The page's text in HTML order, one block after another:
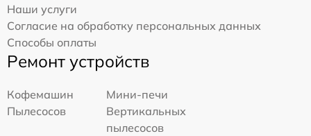
Наши услуги
Согласие на обработку персональных данных
Способы оплаты
Ремонт устройств
Кофемашин
Мини-печи
Пылесосов
Вертикальных
пылесосов